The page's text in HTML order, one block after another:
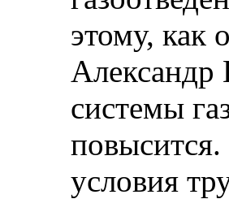
этому, как
Александр
системы
условия